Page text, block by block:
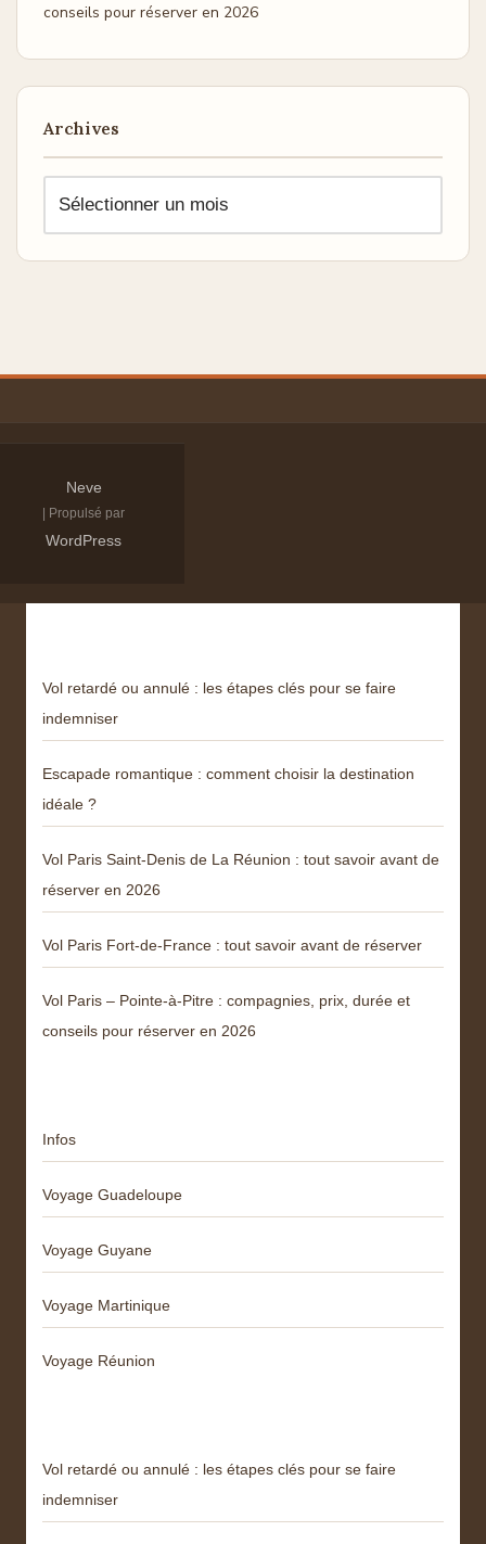
conseils pour réserver en 2026
Archives
Neve
| Propulsé par
WordPress
Vol retardé ou annulé : les étapes clés pour se faire
indemniser
Escapade romantique : comment choisir la destination
idéale ?
Vol Paris Saint-Denis de La Réunion : tout savoir avant de
réserver en 2026
Vol Paris Fort-de-France : tout savoir avant de réserver
Vol Paris – Pointe-à-Pitre : compagnies, prix, durée et
conseils pour réserver en 2026
Infos
Voyage Guadeloupe
Voyage Guyane
Voyage Martinique
Voyage Réunion
Vol retardé ou annulé : les étapes clés pour se faire
indemniser